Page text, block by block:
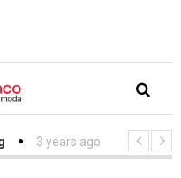
3 years ago - Simof 2023 -